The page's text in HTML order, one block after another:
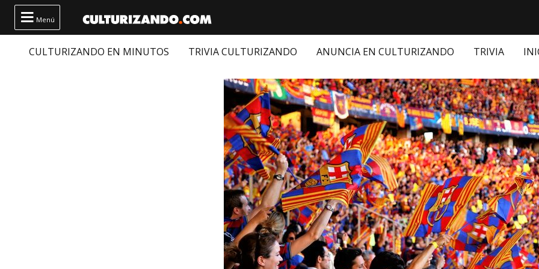
 Menú
CULTURIZANDO EN MINUTOS TRIVIA CULTURIZANDO ANUNCIA EN CULTURIZANDO TRIVIA